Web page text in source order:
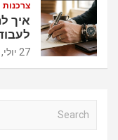
צרכנות
איך
27 יולי, 2026